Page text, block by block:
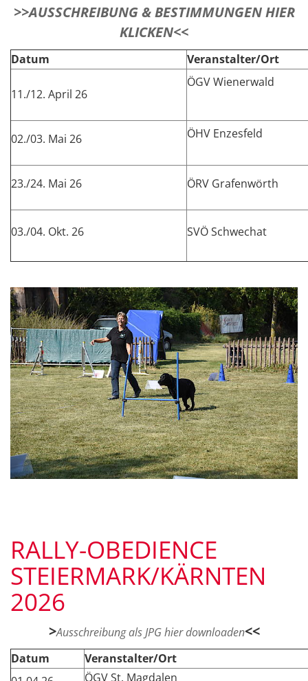
>>AUSSCHREIBUNG & BESTIMMUNGEN HIER
KLICKEN<<
Datum Veranstalter/Ort
11./12. April 26
ÖGV Wienerwald
02./03. Mai 26 ÖHV Enzesfeld
23./24. Mai 26 ÖRV Grafenwörth
03./04. Okt. 26 SVÖ Schwechat
RALLY-OBEDIENCE
STEIERMARK/KÄRNTEN
2026
>Ausschreibung als JPG hier downloaden<<
Datum
Veranstalter/Ort
ÖGV St. Magdalen